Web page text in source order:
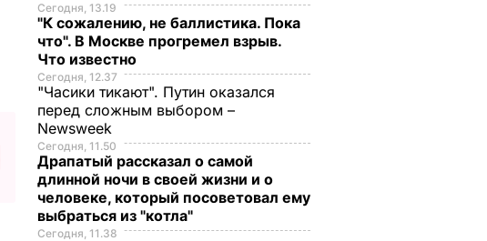
Сегодня, 13.19
"К сожалению, не баллистика. Пока
что". В Москве прогремел взрыв.
Что известно
Сегодня, 12.37
"Часики тикают". Путин оказался
перед сложным выбором –
Newsweek
Сегодня, 11.50
Драпатый рассказал о самой
длинной ночи в своей жизни и о
человеке, который посоветовал ему
выбраться из "котла"
Сегодня, 11.38